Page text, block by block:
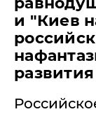
и "Киев